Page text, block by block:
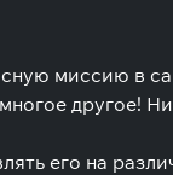
миссию в
другое!
его на